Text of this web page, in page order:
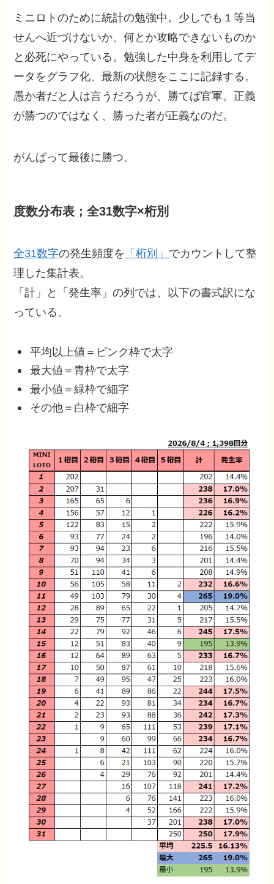
ミニロトのために統計の勉強中。少しでも１等当
せんへ近づけないか、何とか攻略できないものか
と必死にやっている。勉強した中身を利用してデ
ータをグラフ化、最新の状態をここに記録する。
愚か者だと人は言うだろうが、勝てば官軍。正義
が勝つのではなく、勝った者が正義なのだ。
がんばって最後に勝つ。
度数分布表；全31数字×桁別
全31数字の発生頻度を 「桁別」 でカウントして整
理した集計表。
「計」と「発生率」の列では、以下の書式訳にな
っている。
平均以上値＝ピンク枠で太字
最大値＝青枠で太字
最小値＝緑枠で細字
その他＝白枠で細字